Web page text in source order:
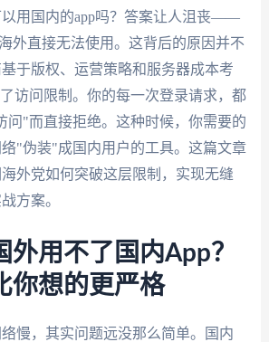
用国内的app吗？答案让人沮丧——
外直接无法使用。这背后的原因并不
于版权、运营策略和服务器成本考
访问限制。你的每一次登录请求，都
问"而直接拒绝。这种时候，你需要的
"伪装"成国内用户的工具。这篇文章
外党如何突破这层限制，实现无缝
方案。
外用不了国内App？
你想的更严格
慢，其实问题远没那么简单。国内